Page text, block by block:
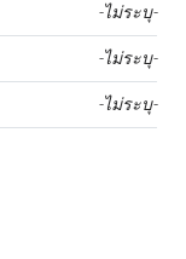
-ไม่ระบุ-
-ไม่ระบุ-
-ไม่ระบุ-